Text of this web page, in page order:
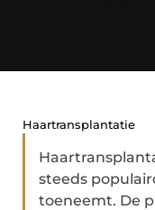
Haartransplantatie
steeds
toeneemt. De